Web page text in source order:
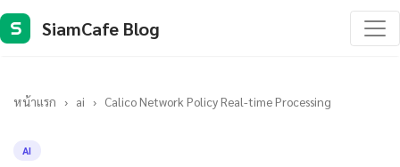
S SiamCafe Blog
หน้าแรก › ai › Calico Network Policy Real-time Processing
AI